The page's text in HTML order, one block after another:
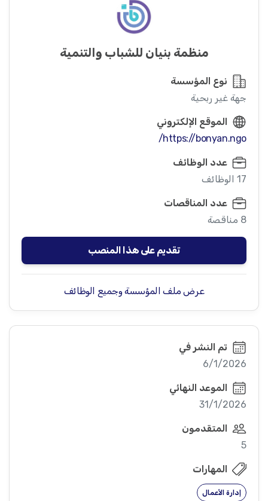
منظمة بنيان للشباب والتنمية
نوع المؤسسة
جهة غير ربحية
الموقع الإلكتروني
https://bonyan.ngo/
عدد الوظائف
17 الوظائف
عدد المناقصات
8 مناقصة
تقديم على هذا المنصب
عرض ملف المؤسسة وجميع الوظائف
تم النشر في
6/1/2026
الموعد النهائي
31/1/2026
المتقدمون
5
المهارات
إدارة الأعمال